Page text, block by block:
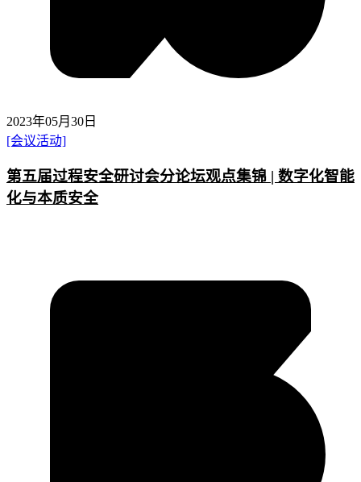
2023年05月30日
[会议活动]
第五届过程安全研讨会分论坛观点集锦 | 数字化智能
化与本质安全